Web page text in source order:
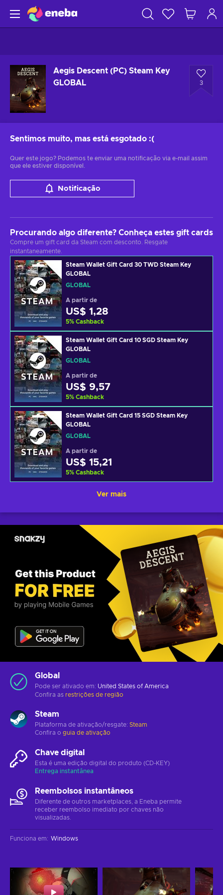
Aegis Descent (PC) Steam Key
GLOBAL
3
Sentimos muito, mas está esgotado :(
Quer este jogo? Podemos te enviar uma notificação via e-mail assim
que ele estiver disponível.
Notificação
Procurando algo diferente? Conheça estes gift cards
Compre um gift card da Steam com desconto. Resgate
instantaneamente.
Steam Wallet Gift Card 30 TWD Steam Key
GLOBAL
GLOBAL
A partir de
US$ 1,28
5% Cashback
Steam Wallet Gift Card 10 SGD Steam Key
GLOBAL
GLOBAL
A partir de
US$ 9,57
5% Cashback
Steam Wallet Gift Card 15 SGD Steam Key
GLOBAL
GLOBAL
A partir de
US$ 15,21
5% Cashback
Ver mais
Global
Pode ser ativado em: United States of America
Confira as restrições de região
Steam
Plataforma de ativação/resgate: Steam
Confira o guia de ativação
Chave digital
Esta é uma edição digital do produto (CD-KEY)
Entrega instantânea
Reembolsos instantâneos
Diferente de outros marketplaces, a Eneba permite
receber reembolso imediato por chaves não
visualizadas.
Funciona em: Windows